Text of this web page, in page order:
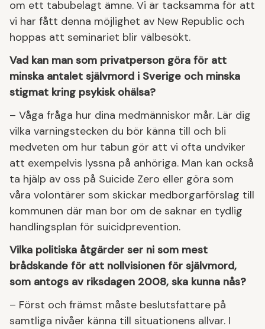
om ett tabubelagt ämne. Vi är tacksamma för att
vi har fått denna möjlighet av New Republic och
hoppas att seminariet blir välbesökt.
Vad kan man som privatperson göra för att
minska antalet självmord i Sverige och minska
stigmat kring psykisk ohälsa?
– Våga fråga hur dina medmänniskor mår. Lär dig
vilka varningstecken du bör känna till och bli
medveten om hur tabun gör att vi ofta undviker
att exempelvis lyssna på anhöriga. Man kan också
ta hjälp av oss på Suicide Zero eller göra som
våra volontärer som skickar medborgarförslag till
kommunen där man bor om de saknar en tydlig
handlingsplan för suicidprevention.
Vilka politiska åtgärder ser ni som mest
brådskande för att nollvisionen för självmord,
som antogs av riksdagen 2008, ska kunna nås?
– Först och främst måste beslutsfattare på
samtliga nivåer känna till situationens allvar. I